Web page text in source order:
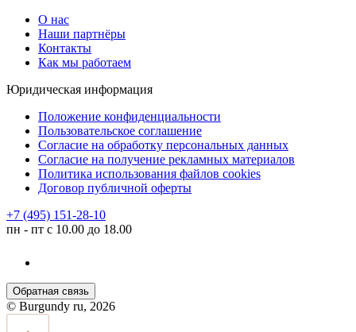
О нас
Наши партнёры
Контакты
Как мы работаем
Юридическая информация
Положение конфиденциальности
Пользовательское соглашение
Согласие на обработку персональных данных
Согласие на получение рекламных материалов
Политика использования файлов cookies
Договор публичной оферты
+7 (495) 151-28-10
пн - пт с 10.00 до 18.00
Обратная связь
© Burgundy ru, 2026